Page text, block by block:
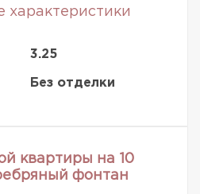
характеристики
3.25
Без отделки
квартиры на 10
фонтан